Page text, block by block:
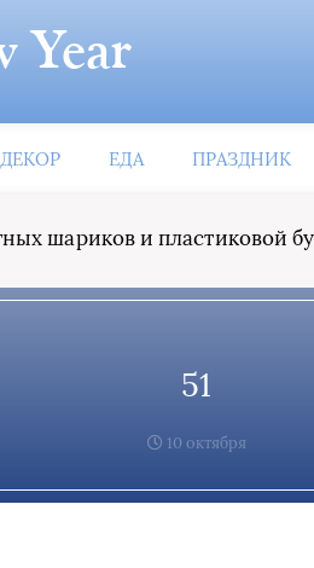
Year
ДЕКОР ЕДА ПРАЗДНИК
шариков и пластиковой
51
10 октября